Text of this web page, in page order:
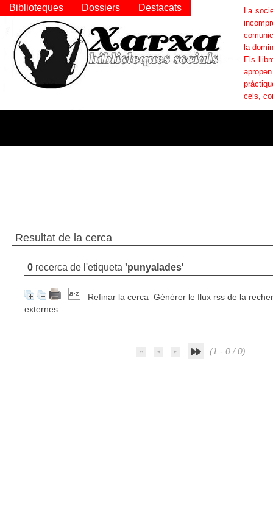
Resultat de la cerca
0 recerca de l'etiqueta 'punyalades'
Refinar la cerca Générer le flux rss de la
externes
(1 - 0 / 0)
La
la
Els
cels,
Biblioteques Dossiers Destacats